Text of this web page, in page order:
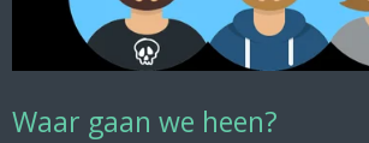
Waar gaan we heen?